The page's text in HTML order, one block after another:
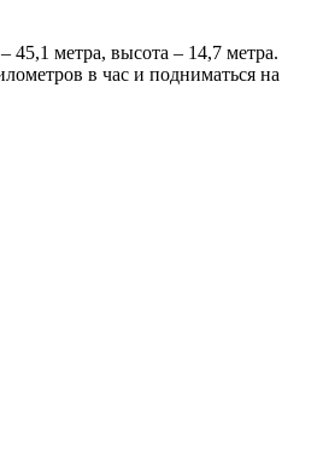
45,1 метра, высота – 14,7 метра.
в час и подниматься на